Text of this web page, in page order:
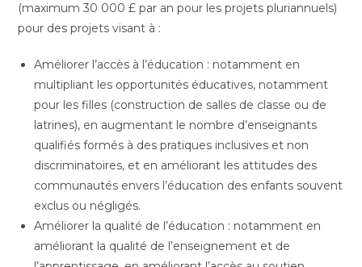
(maximum 30 000 £ par an pour les projets pluriannuels)
pour des projets visant à :
Améliorer l’accès à l’éducation : notamment en
multipliant les opportunités éducatives, notamment
pour les filles (construction de salles de classe ou de
latrines), en augmentant le nombre d’enseignants
qualifiés formés à des pratiques inclusives et non
discriminatoires, et en améliorant les attitudes des
communautés envers l’éducation des enfants souvent
exclus ou négligés.
Améliorer la qualité de l’éducation : notamment en
améliorant la qualité de l’enseignement et de